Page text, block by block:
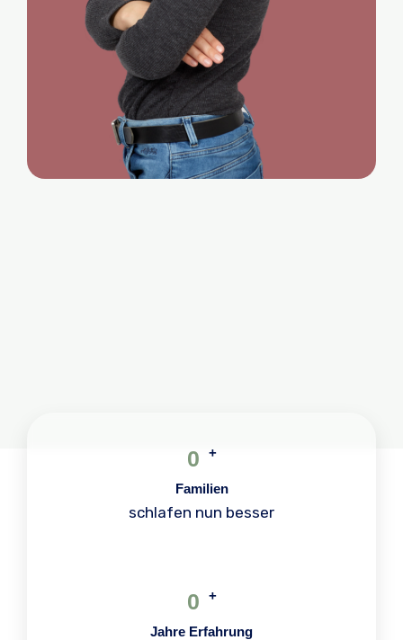
0 +
Familien
schlafen nun besser
0 +
Jahre Erfahrung